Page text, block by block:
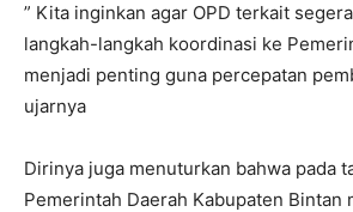
” Kita inginkan agar OPD terkait
langkah-langkah koordinasi ke
menjadi penting guna percepatan
ujarnya
Dirinya juga menuturkan bahwa pada
Pemerintah Daerah Kabupaten Bintan